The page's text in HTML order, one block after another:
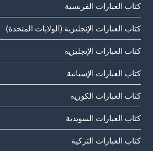
كتاب العبارات الفرنسية
كتاب العبارات الإنجليزية (الولايات المتحدة)
كتاب العبارات الإنجليزية
كتاب العبارات الإسبانية
كتاب العبارات الكورية
كتاب العبارات السويدية
كتاب العبارات التركية